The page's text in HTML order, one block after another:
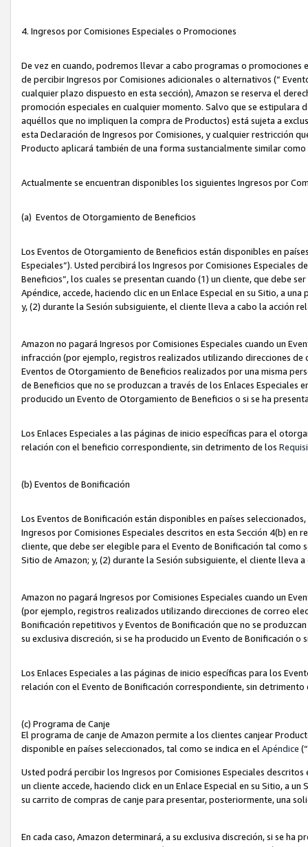
4. Ingresos por Comisiones Especiales o Promociones
De vez en cuando, podremos llevar a cabo programas o
de percibir Ingresos por Comisiones adicionales o alternativos (“
cualquier plazo dispuesto en esta sección), Amazon se reserva el
promoción especiales en cualquier momento. Salvo que se
aquéllos que no impliquen la compra de Productos) está sujeta a
esta Declaración de Ingresos por Comisiones, y cualquier restricción
Producto aplicará también de una forma sustancialmente similar
Actualmente se encuentran disponibles los siguientes Ingresos por
(a) Eventos de Otorgamiento de Beneficios
Los Eventos de Otorgamiento de Beneficios están disponibles en
Especiales”). Usted percibirá los Ingresos por Comisiones Especiales
Beneficios”, los cuales se presentan cuando (1) un cliente, que debe
Apéndice, accede, haciendo clic en un Enlace Especial en su Sitio, a
y, (2) durante la Sesión subsiguiente, el cliente lleva a cabo la acción
Amazon no pagará Ingresos por Comisiones Especiales cuando un
infracción (por ejemplo, registros realizados utilizando direcciones
Eventos de Otorgamiento de Beneficios realizados por una misma
de Beneficios que no se produzcan a través de los Enlaces Especiales
producido un Evento de Otorgamiento de Beneficios o si se ha
Los Enlaces Especiales a las páginas de inicio específicas para el
relación con el beneficio correspondiente, sin detrimento de los
(b) Eventos de Bonificación
Los Eventos de Bonificación están disponibles en países
Ingresos por Comisiones Especiales descritos en esta Sección 4(b) en
cliente, que debe ser elegible para el Evento de Bonificación tal como
Sitio de Amazon; y, (2) durante la Sesión subsiguiente, el cliente lleva
Amazon no pagará Ingresos por Comisiones Especiales cuando un
(por ejemplo, registros realizados utilizando direcciones de correo
Bonificación repetitivos y Eventos de Bonificación que no se
su exclusiva discreción, si se ha producido un Evento de Bonificación
Los Enlaces Especiales a las páginas de inicio específicas para los
relación con el Evento de Bonificación correspondiente, sin
(c) Programa de Canje
El programa de canje de Amazon permite a los clientes canjear
disponible en países seleccionados, tal como se indica en el Apéndice
Usted podrá percibir los Ingresos por Comisiones Especiales
un cliente accede, haciendo click en un Enlace Especial en su Sitio, a
su carrito de compras de canje para presentar, posteriormente, una
En cada caso, Amazon determinará, a su exclusiva discreción, si se